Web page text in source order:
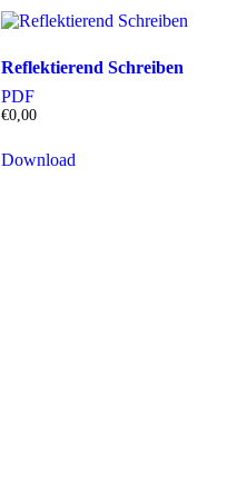
Reflektierend Schreiben
PDF
€0,00
Download